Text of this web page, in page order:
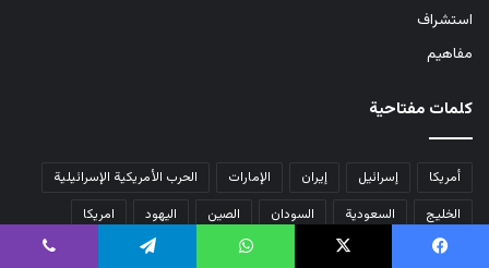
استشراف
مفاهيم
كلمات مفتاحية
أمريكا إسرائيل إيران الإمارات
الحرب الأمريكية الإسرائيلية
الخليج
السعودية السودان الصين اليهود
امريكا
ترامب
حماس سوريا قطر